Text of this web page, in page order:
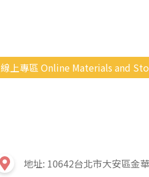
線上專區 Online Materials and
地址: 10642台北市大安區金